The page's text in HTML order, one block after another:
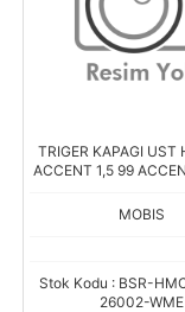
TRIGER KAPAGI UST
ACCENT 1,5 99
MOBIS
Stok Kodu : BSR-
26002-WME